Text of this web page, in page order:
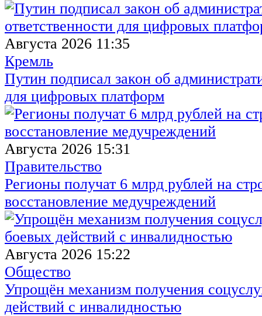
Августа 2026 11:35
Кремль
Путин подписал закон об
для цифровых платформ
Августа 2026 15:31
Правительство
Регионы получат 6 млрд рублей на
восстановление медучреждений
Августа 2026 15:22
Общество
Упрощён механизм получения
действий с инвалидностью